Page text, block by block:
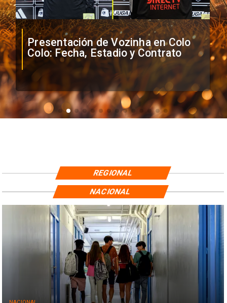
La Roja enfrentará a los
anfitriones del Mundial 2026
REGIONAL
NACIONAL